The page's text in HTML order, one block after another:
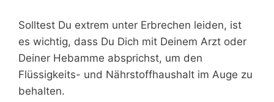
Solltest Du extrem unter Erbrechen leiden, ist
es wichtig, dass Du Dich mit Deinem Arzt oder
Deiner Hebamme absprichst, um den
Flüssigkeits- und Nährstoffhaushalt im Auge zu
behalten.